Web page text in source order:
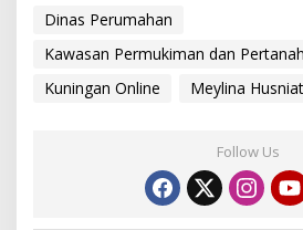
Dinas Perumahan
Kawasan Permukiman dan
Kuningan Online
Meylina
Follow Us